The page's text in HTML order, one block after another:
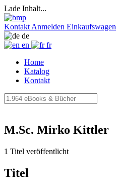
Lade Inhalt...
Kontakt Anmelden Einkaufswagen
de
en
fr
Home
Katalog
Kontakt
M.Sc. Mirko Kittler
1 Titel veröffentlicht
Titel